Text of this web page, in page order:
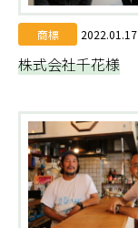
商標 2022.01.17
株式会社千花様